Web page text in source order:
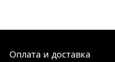
Оплата и доставка